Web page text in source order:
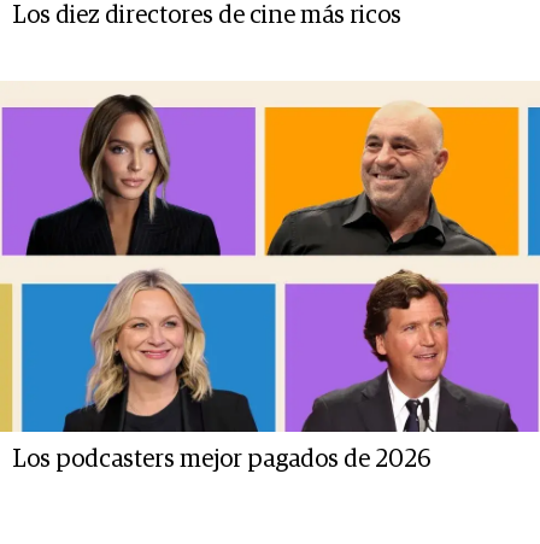
Los diez directores de cine más ricos
Los podcasters mejor pagados de 2026